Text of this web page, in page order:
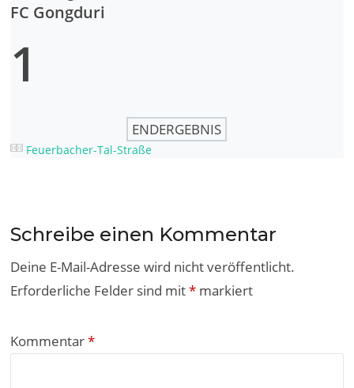
FC Gongduri
1
ENDERGEBNIS
Feuerbacher-Tal-Straße
Schreibe einen Kommentar
Deine E-Mail-Adresse wird nicht veröffentlicht.
Erforderliche Felder sind mit* markiert
Kommentar*